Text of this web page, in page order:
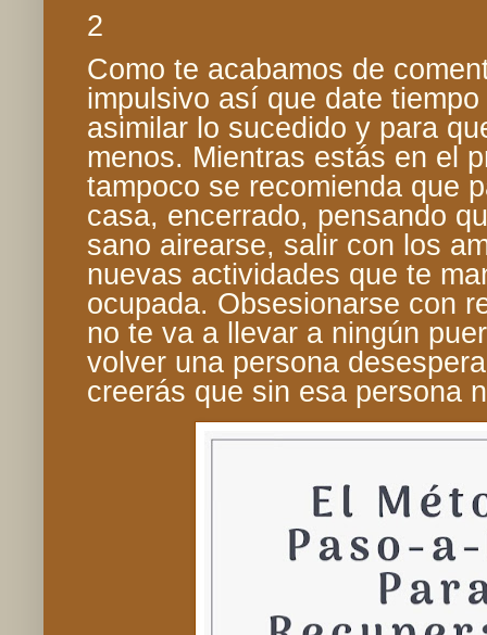
2
Como te acabamos de
impulsivo así que date
asimilar lo sucedido y para
menos. Mientras estás en el
tampoco se recomienda que
casa, encerrado, pensando
sano airearse, salir con los
nuevas actividades que te
ocupada. Obsesionarse con
no te va a llevar a ningún
volver una persona
creerás que sin esa persona